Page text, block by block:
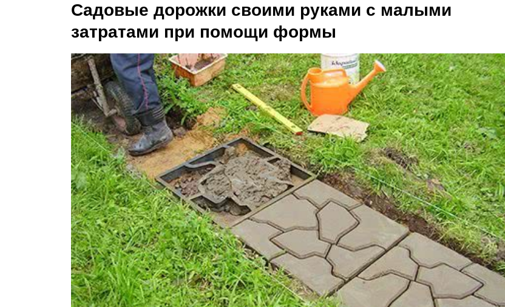
Садовые дорожки своими руками с малыми
затратами при помощи формы